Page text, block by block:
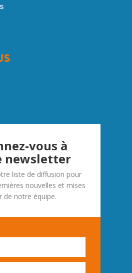
vous à
newsletter
liste de diffusion pour
nouvelles et mises
de notre équipe.